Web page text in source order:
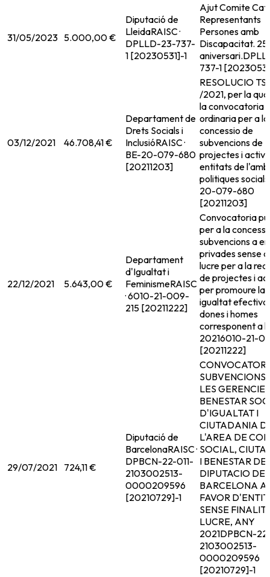
31/05/2023 5.000,00 €
Diputació de
LleidaRAISC ·
DPLLD-23-737-
1 [20230531]-1
Ajut Comite
Representants
Persones amb
Discapacitat.
aniversari.
737-1
03/12/2021 46.708,41 €
Departament de
Drets Socials i
InclusióRAISC ·
BE-20-079-680
[20211203]
RESOLUCIO
/2021, per la
la convocatoria
ordinaria per a la
concessio de
subvencions de
projectes i
entitats de
politiques socials
20-079-680
[20211203]
22/12/2021 5.643,00 €
Departament
d'Igualtat i
FeminismeRAISC
· 6010-21-009-
215 [20211222]
Convocatoria
per a la
subvencions a
privades sense
lucre per a la
de projectes i
per promoure la
igualtat efectiva
dones i homes
corresponent a
20216010-21-
[20211222]
29/07/2021 724,11 €
Diputació de
BarcelonaRAISC ·
DPBCN-22-011-
2103002513-
0000209596
[20210729]-1
SUBVENCIONS
LES
BENESTAR
D'IGUALTAT I
CIUTADANIA
L'AREA DE
SOCIAL,
I BENESTAR DE
DIPUTACIO DE
BARCELONA A
FAVOR
SENSE
LUCRE, ANY
2021DPBCN-
2103002513-
0000209596
[20210729]-1